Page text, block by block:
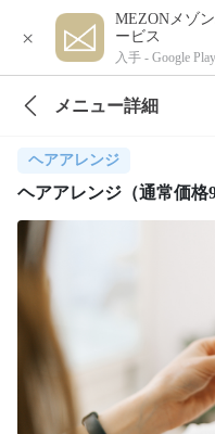
×
MEZONメゾ
ービス
入手 - Google Play
メニュー詳細
ヘアアレンジ
ヘアアレンジ（通常価格